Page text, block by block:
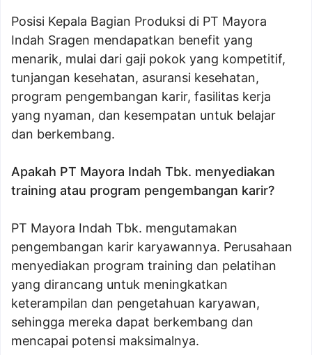
Posisi Kepala Bagian Produksi di PT Mayora
Indah Sragen mendapatkan benefit yang
menarik, mulai dari gaji pokok yang kompetitif,
tunjangan kesehatan, asuransi kesehatan,
program pengembangan karir, fasilitas kerja
yang nyaman, dan kesempatan untuk belajar
dan berkembang.
Apakah PT Mayora Indah Tbk. menyediakan
training atau program pengembangan karir?
PT Mayora Indah Tbk. mengutamakan
pengembangan karir karyawannya. Perusahaan
menyediakan program training dan pelatihan
yang dirancang untuk meningkatkan
keterampilan dan pengetahuan karyawan,
sehingga mereka dapat berkembang dan
mencapai potensi maksimalnya.